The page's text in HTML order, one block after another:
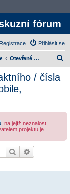
fórum
Přihlásit se
Registrace
Otevřené zákaznické stížnosti
/ čísla
, na jejíž neznalost
projektu je
Hledat